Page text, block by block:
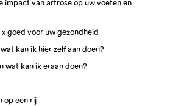
impact van artrose op uw voeten en
goed voor uw gezondheid
kan ik hier zelf aan doen?
wat kan ik eraan doen?
op een rij